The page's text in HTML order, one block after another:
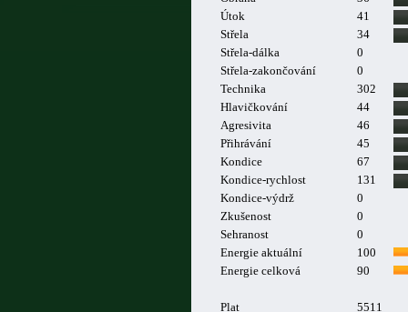
Útok
41
Střela
34
Střela-dálka
0
Střela-zakončování
0
Technika
302
Hlavičkování
44
Agresivita
46
Přihrávání
45
Kondice
67
Kondice-rychlost
131
Kondice-výdrž
0
Zkušenost
0
Sehranost
0
Energie aktuální
100
Energie celková
90
Plat
5511